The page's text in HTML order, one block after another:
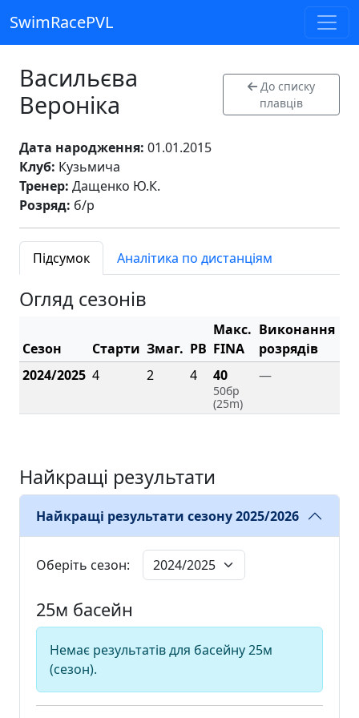
SwimRacePVL
Васильєва
Вероніка
До списку
плавців
Дата народження: 01.01.2015
Клуб: Кузьмича
Тренер: Дащенко Ю.К.
Розряд: б/р
Підсумок Аналітика по дистанціям
Огляд сезонів
Сезон Старти Змаг. PB
Макс.
FINA
Виконання
розрядів
2024/2025 4 2 4 40
50бр
(25m)
—
Найкращі результати
Найкращі результати сезону 2025/2026
Оберіть сезон:
25м басейн
Немає результатів для басейну 25м
(сезон).